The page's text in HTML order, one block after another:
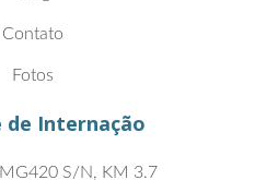
Contato
Fotos
de Internação
S/N, KM 3.7